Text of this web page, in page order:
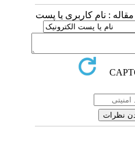
: نام کاربری یا پست